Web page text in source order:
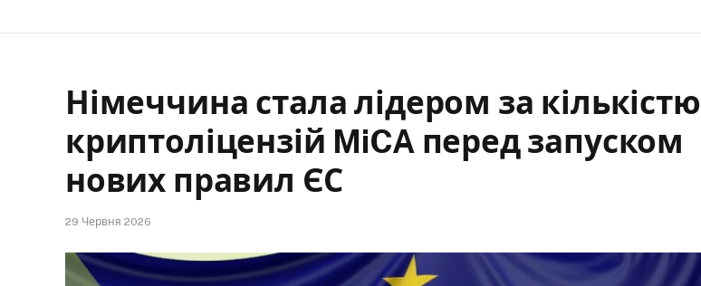
Німеччина стала лідером за кількістю
криптоліцензій MiCA перед запуском
нових правил ЄС
29 Червня 2026